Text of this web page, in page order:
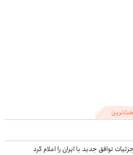
توافق جدید با ایران را اعلام کرد